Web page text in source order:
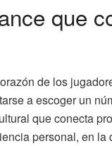
que
de los
a escoger un
que conecta
personal, en